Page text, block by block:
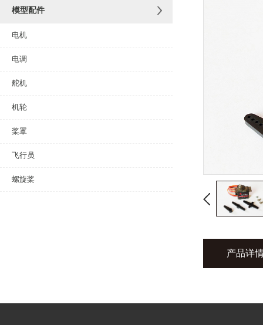
模型配件
电机
电调
舵机
机轮
桨罩
飞行员
螺旋桨
产品详